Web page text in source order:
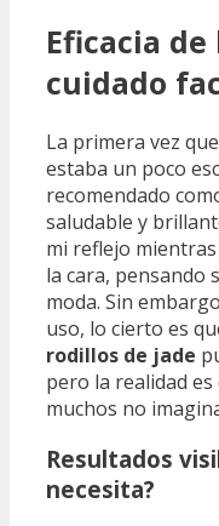
Eficacia
cuidado
La primera vez
estaba un poco
recomendado
saludable y
mi reflejo
la cara, pensando
moda. Sin
uso, lo cierto es
rodillos de jade
pero la realidad
muchos no
Resultados
necesita?